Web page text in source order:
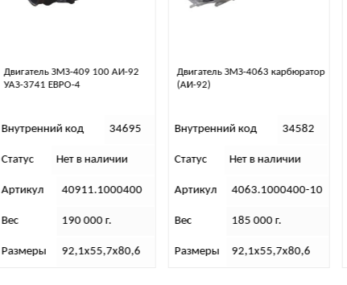
Двигатель ЗМЗ-4063 карбюратор
(АИ-92)
Внутренний код 34582
Статус Нет в наличии
Артикул 4063.1000400-10
Вес 185 000 г.
Размеры 92,1х55,7х80,6
Двигатель ЗМЗ-409 040, АИ-92,
Патриот под ГУР Евро-3
Внутренний код 34628
Статус Нет в наличии
Артикул 40904.1000400-70
Вес 191 500 г.
Размеры 92,1х55,7х80,6